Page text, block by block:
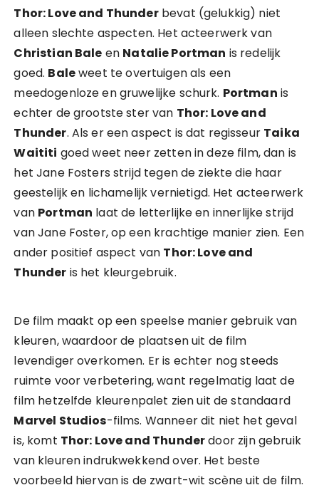
Thor: Love and Thunderbevat (gelukkig) niet
alleen slechte aspecten. Het acteerwerk van
Christian Bale en Natalie Portman is redelijk
goed. Baleweet te overtuigen als een
meedogenloze en gruwelijke schurk. Portman is
echter de grootste ster van Thor: Love and
Thunder. Als er een aspect is dat regisseur Taika
Waititi goed weet neer zetten in deze film, dan is
het Jane Fosters strijd tegen de ziekte die haar
geestelijk en lichamelijk vernietigd. Het acteerwerk
van Portman laat de letterlijke en innerlijke strijd
van Jane Foster, op een krachtige manier zien. Een
ander positief aspect van Thor: Love and
Thunder is het kleurgebruik.
De film maakt op een speelse manier gebruik van
kleuren, waardoor de plaatsen uit de film
levendiger overkomen. Er is echter nog steeds
ruimte voor verbetering, want regelmatig laat de
film hetzelfde kleurenpalet zien uit de standaard
Marvel Studios-films. Wanneer dit niet het geval
is, komt Thor: Love and Thunderdoor zijn gebruik
van kleuren indrukwekkend over. Het beste
voorbeeld hiervan is de zwart-wit scène uit de film.